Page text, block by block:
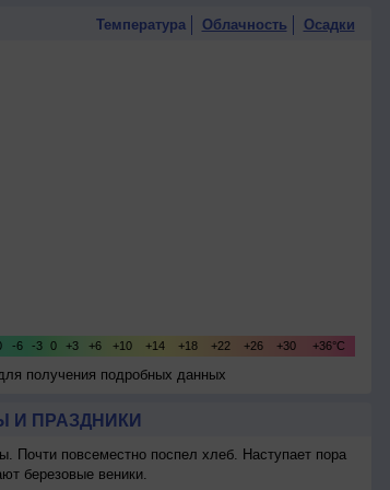
Температура Облачность Осадки
получения подробных данных
И ПРАЗДНИКИ
Почти повсеместно поспел хлеб. Наступает пора
березовые веники.